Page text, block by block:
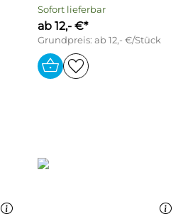
Sofort lieferbar
ab 12,- €*
Grundpreis: ab 12,- €/Stück